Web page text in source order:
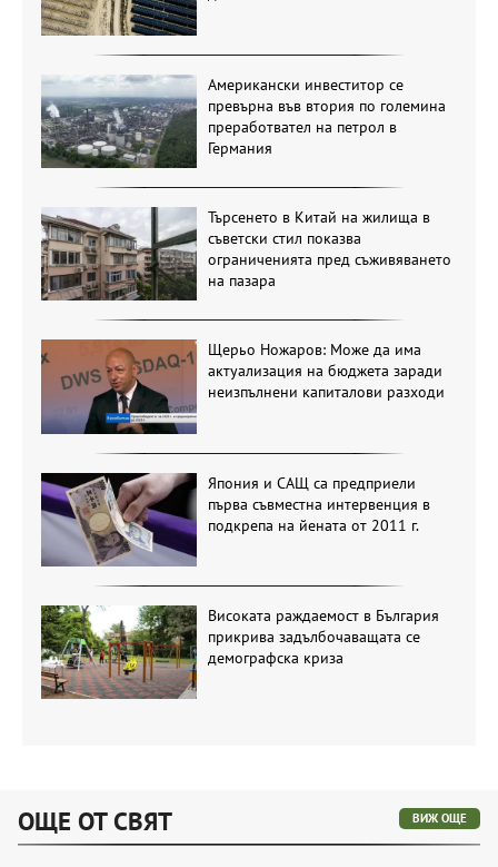
Американски инвеститор се
превърна във втория по големина
преработвател на петрол в
Германия
Търсенето в Китай на жилища в
съветски стил показва
ограниченията пред съживяването
на пазара
Щерьо Ножаров: Може да има
актуализация на бюджета заради
неизпълнени капиталови разходи
Япония и САЩ са предприели
първа съвместна интервенция в
подкрепа на йената от 2011 г.
Високата раждаемост в България
прикрива задълбочаващата се
демографска криза
ОЩЕ ОТ СВЯТ ВИЖ ОЩЕ